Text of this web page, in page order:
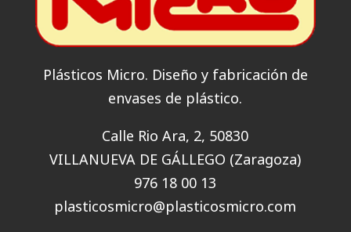
Plásticos Micro. Diseño y fabricación de
envases de plástico.
Calle Rio Ara, 2, 50830
VILLANUEVA DE GÁLLEGO (Zaragoza)
976 18 00 13
plasticosmicro@plasticosmicro.com